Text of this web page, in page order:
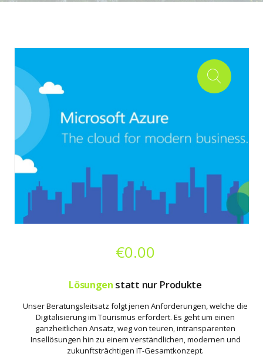
€0.00
Lösungen statt nur Produkte
Unser Beratungsleitsatz folgt jenen Anforderungen, welche die
Digitalisierung im Tourismus erfordert. Es geht um einen
ganzheitlichen Ansatz, weg von teuren, intransparenten
Insellösungen hin zu einem verständlichen, modernen und
zukunftsträchtigen IT-Gesamtkonzept.